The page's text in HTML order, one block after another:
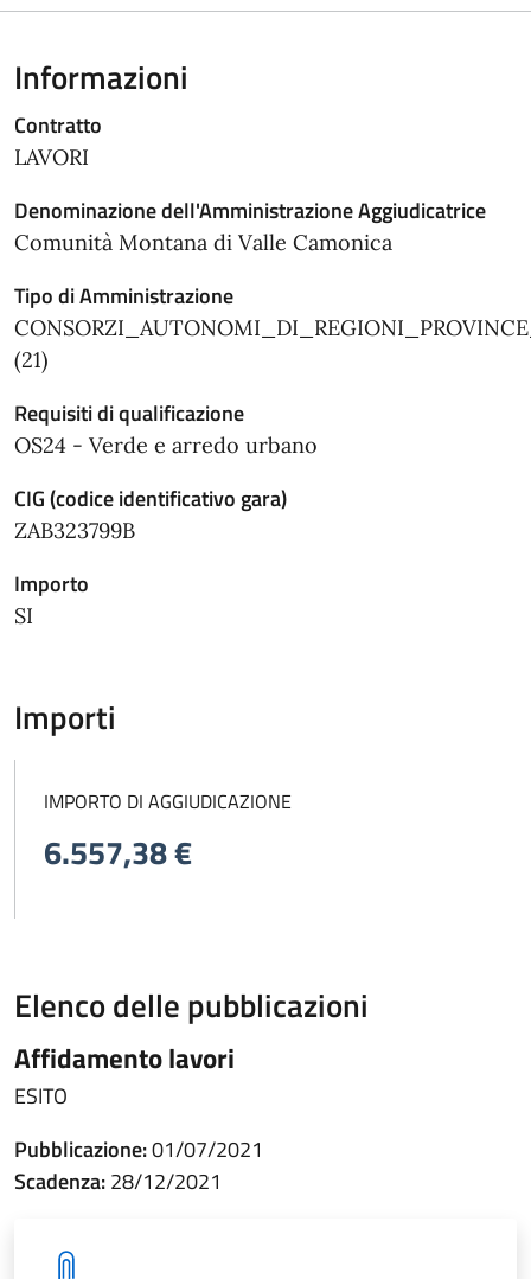
Informazioni
Contratto
LAVORI
Denominazione dell'Amministrazione Aggiudicatrice
Comunità Montana di Valle Camonica
Tipo di Amministrazione
(21)
Requisiti di qualificazione
OS24 - Verde e arredo urbano
CIG (codice identificativo gara)
ZAB323799B
Importo
SI
Importi
IMPORTO DI AGGIUDICAZIONE
6.557,38 €
Elenco delle pubblicazioni
Affidamento lavori
ESITO
Pubblicazione:01/07/2021
Scadenza:28/12/2021